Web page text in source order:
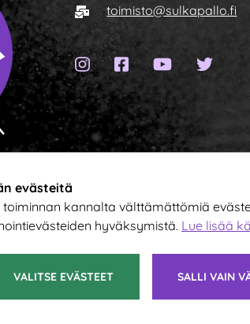
evästeitä
kannalta välttämättömiä
hyväksymistä. Lue lisää
SALLI VAIN
VALITSE EVÄSTEET
Sähköposti
toimisto@sulkapallo.fi
Instagram-sivu
Facebook-sivu
YouTube-